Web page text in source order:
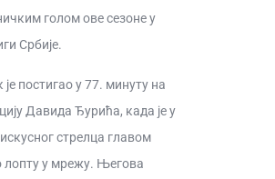
голом ове сезоне у
Србије.
је постигао у 77. минуту на
Давида Ђурића, када је у
стрелца главом
лопту у мрежу. Његова